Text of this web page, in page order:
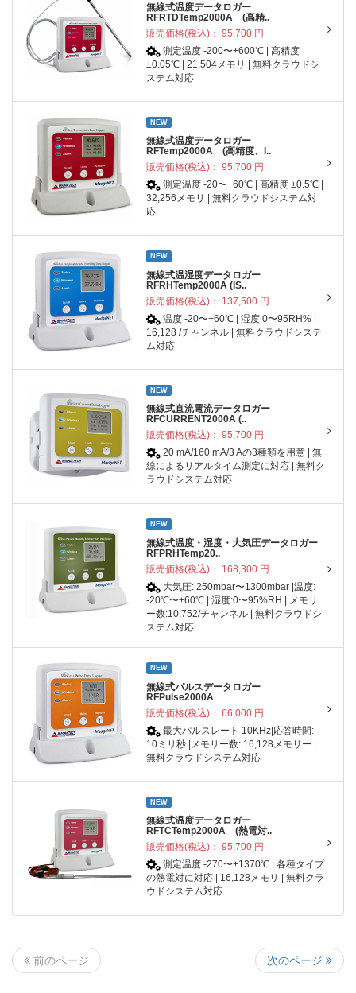
無線式温度データロガー
RFRTDTemp2000A (高精..
販売価格(税込)： 95,700円
測定温度 -200〜+600℃ | 高精度
±0.05℃ | 21,504メモリ | 無料クラウドシ
ステム対応
NEW
無線式温度データロガー
RFTemp2000A (高精度、I..
販売価格(税込)： 95,700円
測定温度 -20〜+60℃ | 高精度 ±0.5℃ |
32,256メモリ | 無料クラウドシステム対
応
NEW
無線式温湿度データロガー
RFRHTemp2000A (IS..
販売価格(税込)：
137,500円
温度 -20〜+60℃ | 湿度 0〜95RH% |
16,128 /チャンネル | 無料クラウドシステ
ム対応
NEW
無線式直流電流データロガー
RFCURRENT2000A (..
販売価格(税込)： 95,700円
20 mA/160 mA/3 Aの3種類を用意 | 無
線によるリアルタイム測定に対応 | 無料ク
ラウドシステム対応
NEW
無線式温度・湿度・大気圧データロガー
RFPRHTemp20..
販売価格(税込)：
168,300円
大気圧: 250mbar〜1300mbar |温度:
-20℃〜+60℃ | 湿度:0〜95%RH | メモリ
ー数:10,752/チャンネル | 無料クラウドシ
ステム対応
NEW
無線式パルスデータロガー
RFPulse2000A
販売価格(税込)： 66,000円
最大パルスレート 10KHz|応答時間:
10ミリ秒 |メモリー数: 16,128メモリー |
無料クラウドシステム対応
NEW
無線式温度データロガー
RFTCTemp2000A (熱電対..
販売価格(税込)： 95,700円
測定温度 -270〜+1370℃ | 各種タイプ
の熱電対に対応 | 16,128メモリ | 無料クラ
ウドシステム対応
前のページ 次のページ